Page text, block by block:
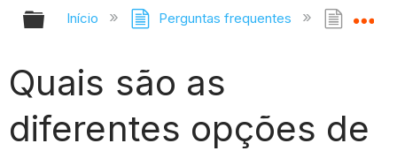
Expandir/recolher hierarquia
Início Perguntas frequentes
Quais são as
diferentes opções de